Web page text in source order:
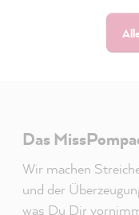
Das
Wir machen
und der
was Du Dir